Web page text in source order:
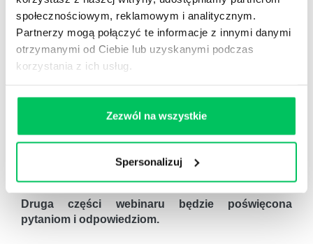
społecznościowym, reklamowym i analitycznym.
Partnerzy mogą połączyć te informacje z innymi danymi
otrzymanymi od Ciebie lub uzyskanymi podczas
korzystania z ich usług.
Zezwól na wszystkie
Spersonalizuj
poprawić komunikację zarówno z innymi, jak i z
samym sobą?
Wpływie wykorzystywania mocnych stron na
produktywność i retencję pracowników
Strategii rozwoju w oparciu o mocne strony
budowania silnych zespołów i osiągania celów.
Druga części webinaru będzie poświęcona
pytaniom i odpowiedziom.